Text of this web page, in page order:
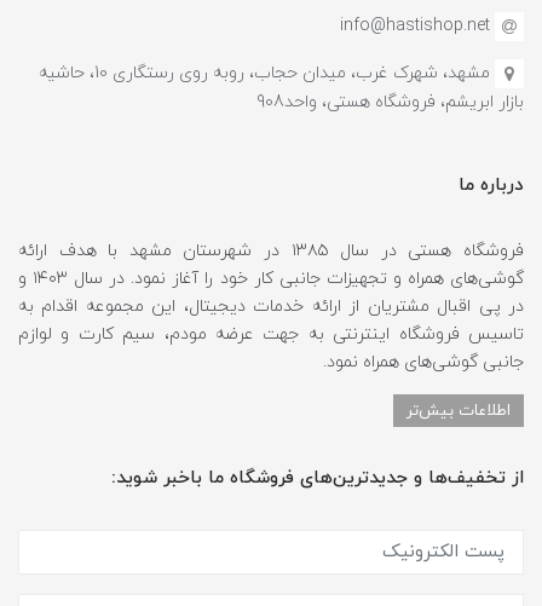
info@hastishop.net
مشهد، شهرک غرب، میدان حجاب، روبه روی رستگاری 10، حاشیه
بازار ابریشم، فروشگاه هستی، واحد908
درباره ما
فروشگاه هستی در سال ۱۳۸۵ در شهرستان مشهد با هدف ارائه
گوشی‌های همراه و تجهیزات جانبی کار خود را آغاز نمود. در سال ۱۴۰۳ و
در پی اقبال مشتریان از ارائه خدمات دیجیتال، این مجموعه اقدام به
تاسیس فروشگاه اینترنتی به جهت عرضه مودم، سیم کارت و لوازم
جانبی گوشی‌های همراه نمود.
اطلاعات بیش‌تر
از تخفیف‌ها و جدیدترین‌های فروشگاه ما باخبر شوید: